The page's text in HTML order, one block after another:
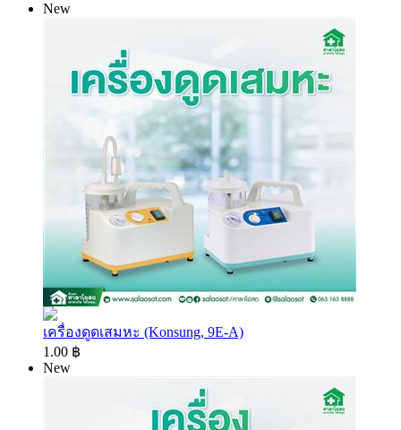
New
เครื่องดูดเสมหะ (Konsung, 9E-A)
1.00 ฿
New